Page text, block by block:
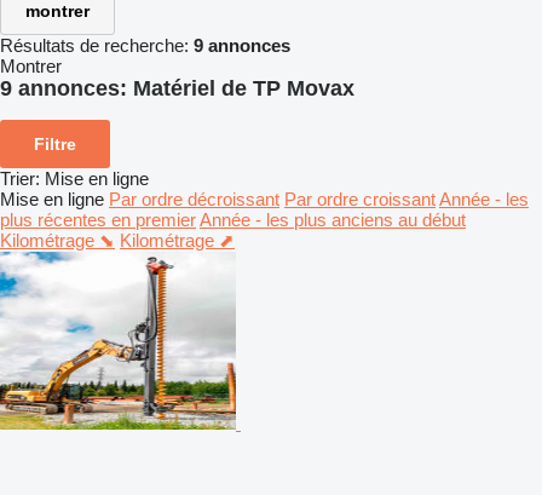
montrer
Résultats de recherche: 9 annonces
Montrer
9 annonces: Matériel de TP Movax
Filtre
Trier: Mise en ligne
Mise en ligne Par ordre décroissant Par ordre croissantAnnée - les
plus récentes en premierAnnée - les plus anciens au début
Kilométrage ⬊ Kilométrage ⬈